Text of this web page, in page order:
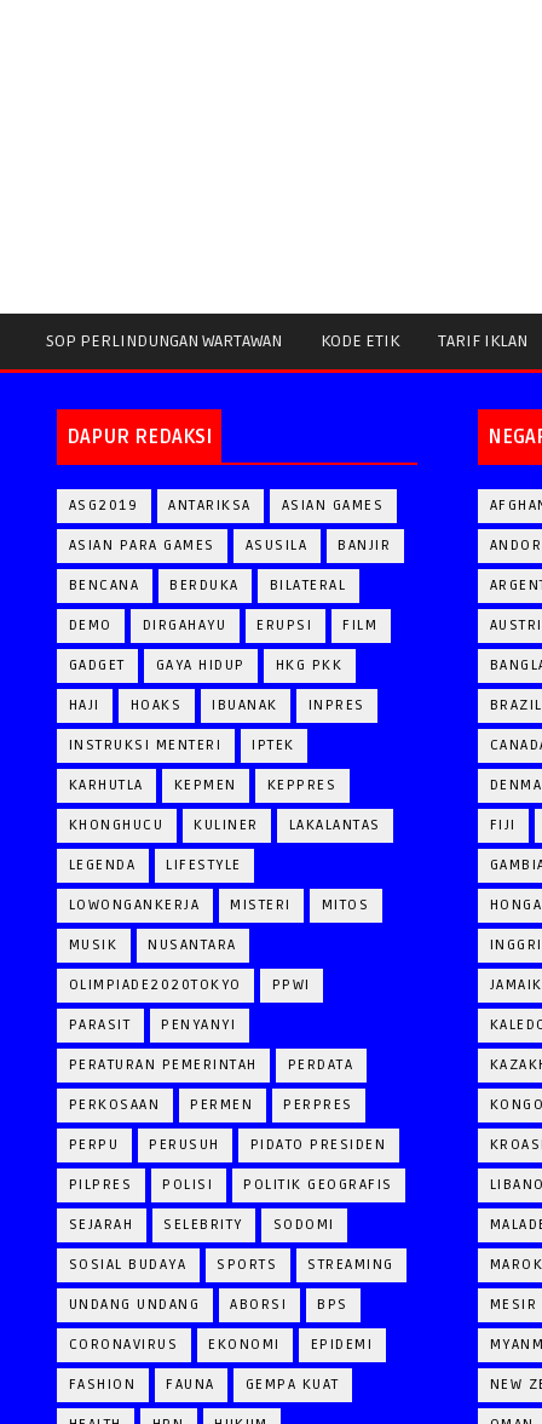
SOP PERLINDUNGAN WARTAWAN KODE ETIK TARIF IKLAN
DAPUR REDAKSI
ASG2019 ANTARIKSA ASIAN GAMES
ASIAN PARA GAMES ASUSILA BANJIR
BENCANA BERDUKA BILATERAL
DEMO DIRGAHAYU ERUPSI FILM
GADGET GAYA HIDUP HKG PKK
HAJI HOAKS IBUANAK INPRES
INSTRUKSI MENTERI IPTEK
KARHUTLA KEPMEN KEPPRES
KHONGHUCU KULINER LAKALANTAS
LEGENDA LIFESTYLE
LOWONGANKERJA MISTERI MITOS
MUSIK NUSANTARA
OLIMPIADE2020TOKYO PPWI
PARASIT PENYANYI
PERATURAN PEMERINTAH PERDATA
PERKOSAAN PERMEN PERPRES
PERPU PERUSUH PIDATO PRESIDEN
PILPRES POLISI POLITIK GEOGRAFIS
SEJARAH SELEBRITY SODOMI
SOSIAL BUDAYA SPORTS STREAMING
UNDANG UNDANG ABORSI BPS
CORONAVIRUS EKONOMI EPIDEMI
FASHION FAUNA GEMPA KUAT
BRAZIL
FIJI
MESIR
NEW